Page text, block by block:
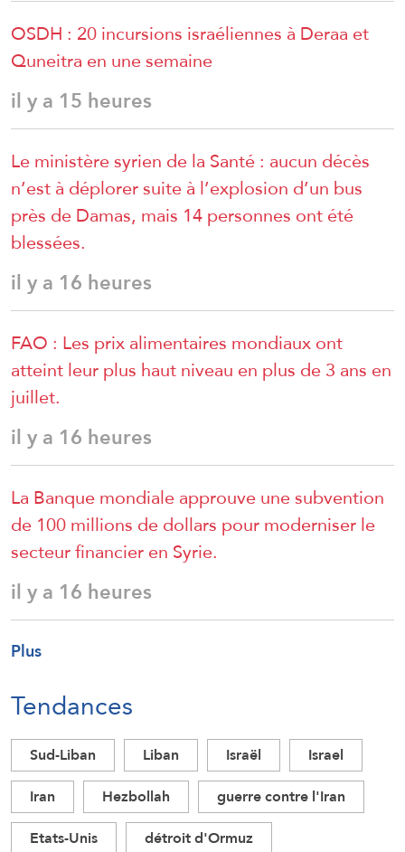
OSDH : 20 incursions israéliennes à Deraa et
Quneitra en une semaine
il y a 15 heures
Le ministère syrien de la Santé : aucun décès
n’est à déplorer suite à l’explosion d’un bus
près de Damas, mais 14 personnes ont été
blessées.
il y a 16 heures
FAO : Les prix alimentaires mondiaux ont
atteint leur plus haut niveau en plus de 3 ans en
juillet.
il y a 16 heures
La Banque mondiale approuve une subvention
de 100 millions de dollars pour moderniser le
secteur financier en Syrie.
il y a 16 heures
Plus
Tendances
Sud-Liban Liban Israël
Israel
Iran
Hezbollah
guerre contre l'Iran
Etats-Unis
détroit d'Ormuz